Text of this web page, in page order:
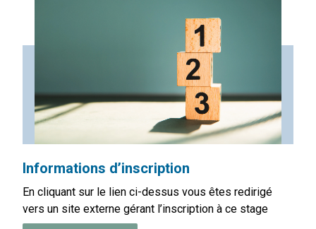
Informations d’inscription
En cliquant sur le lien ci-dessus vous êtes redirigé
vers un site externe gérant l’inscription à ce stage